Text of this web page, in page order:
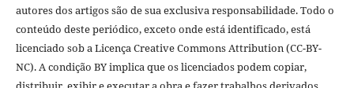
autores dos artigos são de sua exclusiva responsabilidade. Todo o
conteúdo deste periódico, exceto onde está identificado, está
licenciado sob a Licença Creative Commons Attribution (CC-BY-
NC). A condição BY implica que os licenciados podem copiar,